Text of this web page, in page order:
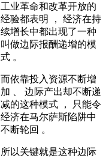
工业革命和改革开放的
经验都表明 ， 经济在持
续增长中都出现了一种
叫做边际报酬递增的模
式 。
而依靠投入资源不断增
加 、 边际产出却不断递
减的这种模式 ， 只能令
经济在马尔萨斯陷阱中
不断轮回 。
所以关键就是这种边际